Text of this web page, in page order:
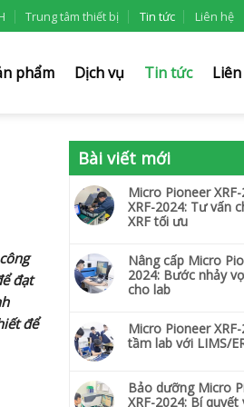
Trung tâm thiết bị Tin tức Liên hệ
phẩm Dịch vụ Tin tức
đạt
để
Bài viết mới
Micro Pioneer
XRF-2024: Tư vấn
XRF tối ưu
Nâng cấp Micro
2024: Bước nhảy
cho lab
Micro Pioneer
tầm lab với LIMS/
Bảo dưỡng Micro
XRF-2024: Bí quyết